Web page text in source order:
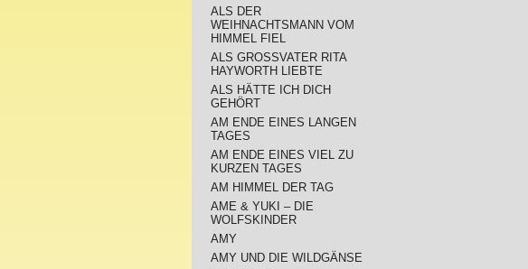
ALS DER
WEIHNACHTSMANN VOM
HIMMEL FIEL
ALS GROSSVATER RITA
HAYWORTH LIEBTE
ALS HÄTTE ICH DICH
GEHÖRT
AM ENDE EINES LANGEN
TAGES
AM ENDE EINES VIEL ZU
KURZEN TAGES
AM HIMMEL DER TAG
AME & YUKI – DIE
WOLFSKINDER
AMY
AMY UND DIE WILDGÄNSE